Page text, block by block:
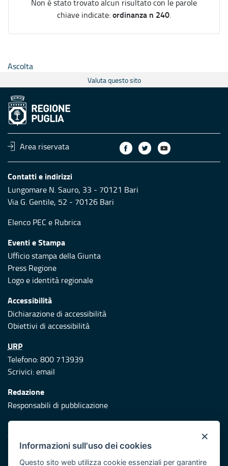
Non è stato trovato alcun risultato con le parole
chiave indicate:ordinanza n 240.
Ascolta
Valuta questo sito
Area riservata
Contatti e indirizzi
Lungomare N. Sauro, 33 - 70121 Bari
Via G. Gentile, 52 - 70126 Bari
Elenco PEC e Rubrica
Eventi e Stampa
Ufficio stampa della Giunta
Press Regione
Logo e identità regionale
Accessibilità
Dichiarazione di accessibilità
Obiettivi di accessibilità
URP
Telefono: 800 713939
Scrivici:email
Redazione
Responsabili di pubblicazione
Protezione civile
Vai al sito di Protezione Civile Puglia
Iniziativa finanziata con risorse del POR Puglia 2014/2020 -
×
Informazioni sull'uso dei cookies
Questo sito web utilizza cookie essenziali per garantire